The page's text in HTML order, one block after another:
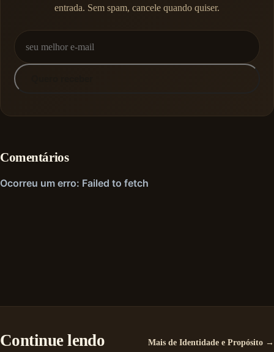
entrada. Sem spam, cancele quando quiser.
Comentários
Continue lendo Mais de Identidade e Propósito →